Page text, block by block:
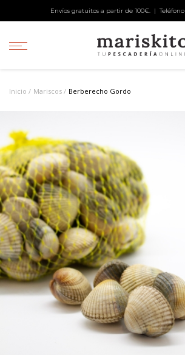
Envíos gratuitos a partir de 100€. | Teléfono
Inicio Mariscos Berberecho Gordo